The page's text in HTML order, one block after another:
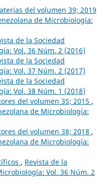
del volumen 39; 2019
de Microbiología:
de la Sociedad
Vol. 36 Núm. 2 (2016)
de la Sociedad
Vol. 37 Núm. 2 (2017)
de la Sociedad
Vol. 38 Núm. 1 (2018)
del volumen 35; 2015 ,
de Microbiología:
del volumen 38; 2018 ,
de Microbiología:
, Revista de la
Vol. 36 Núm. 2